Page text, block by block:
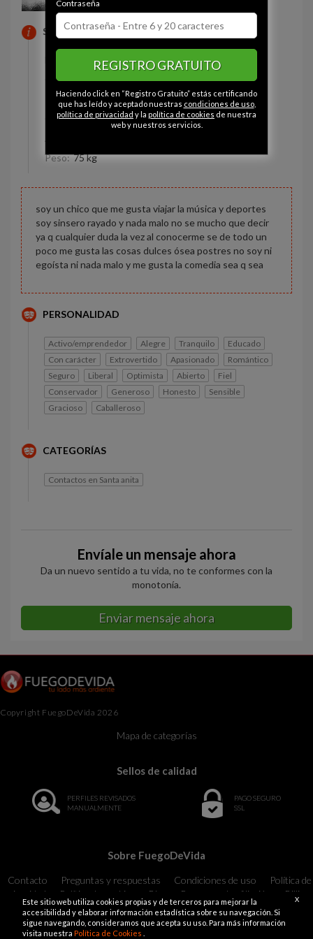
SOBRE MI
Estado civil: Soltero
Ojos: Marrón
Pelo: Moreno
Constitución: Normal
Peso: 75 kg
soy un chico que me gusta viajar la música y deportes
soy sinsero rayado y nada malo no se mucho que decir
ya q cualquier duda la vez al conocerme se de todo un
poco me gusta las cosas dulces ósea postres no soy ni
egoísta ni nada malo y me gusta la comedia sea q sea
PERSONALIDAD
Activo/emprendedor Alegre Tranquilo
Educado
Con carácter
Extrovertido Apasionado
Romántico
Seguro
Liberal Optimista Abierto
Fiel
Conservador
Generoso Honesto
Sensible
Gracioso
Caballeroso
CATEGORÍAS
Contactos en Santa anita
Envíale un mensaje ahora
Da un nuevo sentido a tu vida, no te conformes con la
monotonía.
Enviar mensaje ahora
Contraseña
REGISTRO GRATUITO
Haciendo click en “Registro Gratuito” estás certificando
que has leído y aceptado nuestras condiciones de uso,
política de privacidad y la política de cookies de nuestra
web y nuestros servicios.
Copyright FuegoDeVida 2026
Mapa de categorías
Sellos de calidad
PERFILES REVISADOS
MANUALMENTE
PAGO SEGURO
SSL
Sobre FuegoDeVida
Contacto Preguntas y respuestas Condiciones de uso
Política de
privacidad
Política de cookies Blog Programa de afiliación
Billing
Support
18 U.S.C. 2257 Record-Keeping Requirements Compliance
Statement Exempt
Este sitio web utiliza cookies propias y de terceros para mejorar la
accesibilidad y elaborar información estadística sobre su navegación. Si
sigue navegando, consideramos que acepta su uso. Para más información
visita nuestra Política de Cookies
X